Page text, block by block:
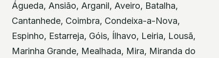
Águeda, Ansião, Arganil, Aveiro, Batalha,
Cantanhede, Coimbra, Condeixa-a-Nova,
Espinho, Estarreja, Góis, Ílhavo, Leiria, Lousã,
Marinha Grande, Mealhada, Mira, Miranda do